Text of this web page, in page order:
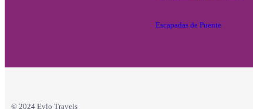
Escapadas de Puente
© 2024 Eylo Travels